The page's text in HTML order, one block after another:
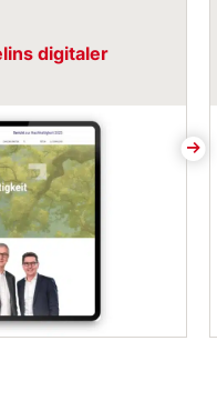
digitaler